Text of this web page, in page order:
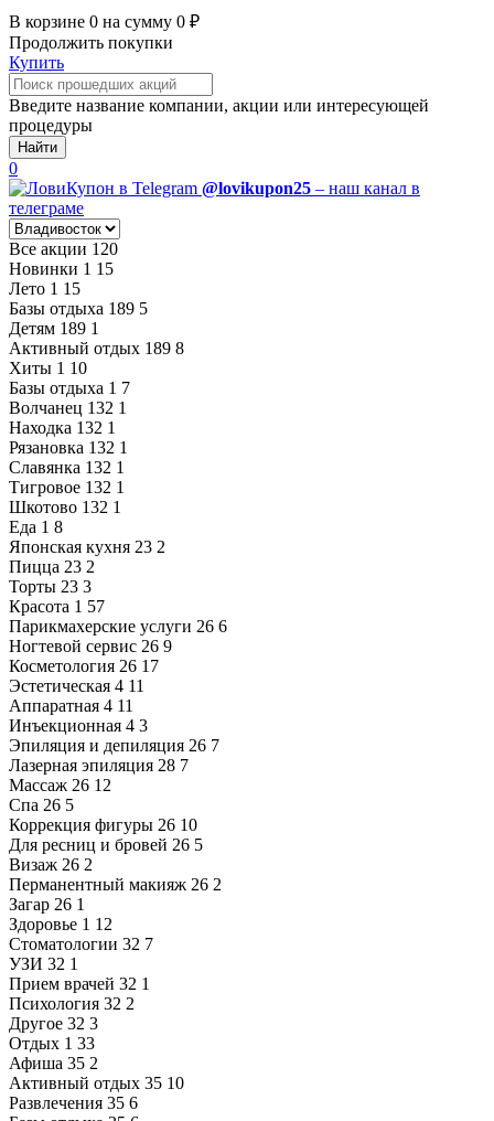
В корзине 0 на сумму 0 ₽
Продолжить покупки
Купить
Введите название компании, акции или интересующей
процедуры
Найти
0
@lovikupon25 – наш канал в
телеграме
Все акции 120
Новинки 1 15
Лето 1 15
Базы отдыха 189 5
Детям 189 1
Активный отдых 189 8
Хиты 1 10
Базы отдыха 1 7
Волчанец 132 1
Находка 132 1
Рязановка 132 1
Славянка 132 1
Тигровое 132 1
Шкотово 132 1
Еда 1 8
Японская кухня 23 2
Пицца 23 2
Торты 23 3
Красота 1 57
Парикмахерские услуги 26 6
Ногтевой сервис 26 9
Косметология 26 17
Эстетическая 4 11
Аппаратная 4 11
Инъекционная 4 3
Эпиляция и депиляция 26 7
Лазерная эпиляция 28 7
Массаж 26 12
Спа 26 5
Коррекция фигуры 26 10
Для ресниц и бровей 26 5
Визаж 26 2
Перманентный макияж 26 2
Загар 26 1
Здоровье 1 12
Стоматологии 32 7
УЗИ 32 1
Прием врачей 32 1
Психология 32 2
Другое 32 3
Отдых 1 33
Афиша 35 2
Активный отдых 35 10
Развлечения 35 6